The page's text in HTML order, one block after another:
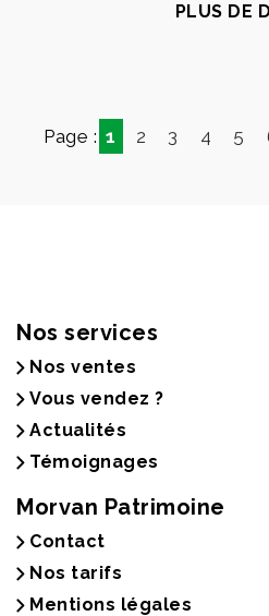
PLUS DE
Page : 1 2 3 4 5
Nos services
Nos ventes
Vous vendez ?
Actualités
Témoignages
Morvan Patrimoine
Contact
Nos tarifs
Mentions légales